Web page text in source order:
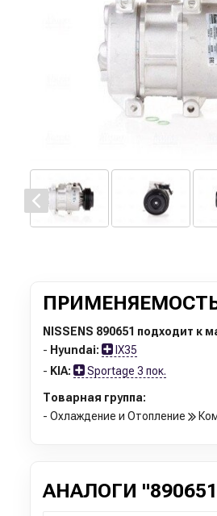
NISSENS 890651 подходит
- Hyundai:
IX35
- KIA: Sportage 3 пок.
Товарная группа:
- Охлаждение и Отопление
АНАЛОГИ "890651